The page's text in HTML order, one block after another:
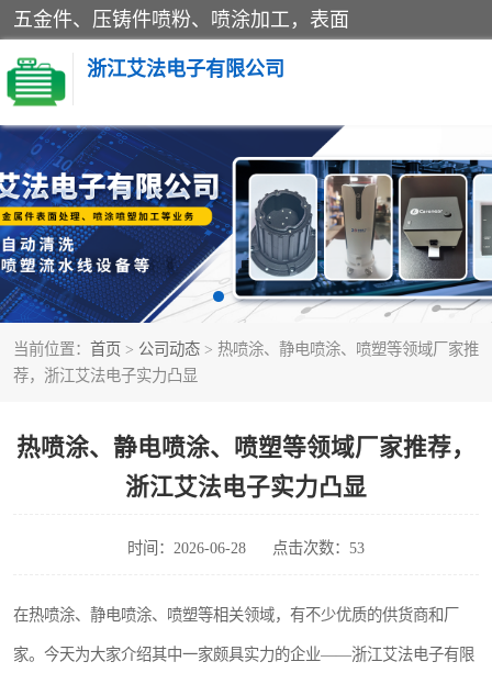
五金件、压铸件喷粉、喷涂加工，表面
浙江艾法电子有限公司
当前位置： 首页 > 公司动态 > 热喷涂、静电喷涂、喷塑等领域厂家推
荐，浙江艾法电子实力凸显
热喷涂、静电喷涂、喷塑等领域厂家推荐，
浙江艾法电子实力凸显
时间：2026-06-28 点击次数：53
在热喷涂、静电喷涂、喷塑等相关领域，有不少优质的供货商和厂
家。今天为大家介绍其中一家颇具实力的企业——浙江艾法电子有限
五金加工